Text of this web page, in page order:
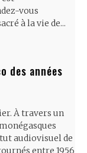
vous
à la vie de...
des années
À travers un
audiovisuel de